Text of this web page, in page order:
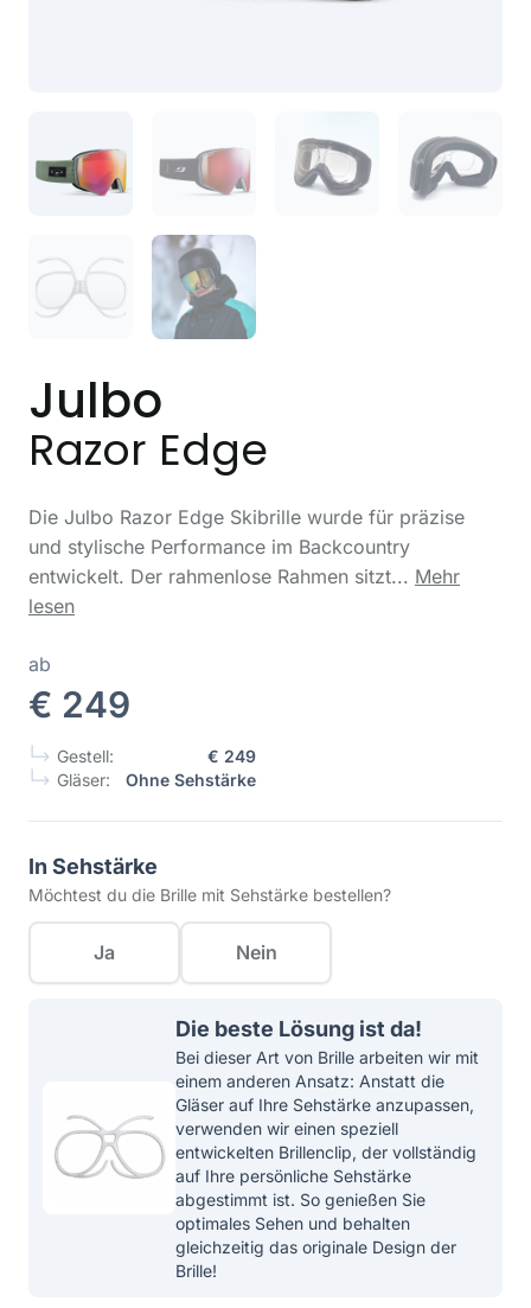
Julbo
Razor Edge
Die Julbo Razor Edge Skibrille wurde für präzise
und stylische Performance im Backcountry
entwickelt. Der rahmenlose Rahmen sitzt... Mehr
lesen
ab
€ 249
Gestell:
€ 249
Gläser:
Ohne Sehstärke
In Sehstärke
Möchtest du die Brille mit Sehstärke bestellen?
Ja Nein
Die beste Lösung ist da!
Bei dieser Art von Brille arbeiten wir mit
einem anderen Ansatz: Anstatt die
Gläser auf Ihre Sehstärke anzupassen,
verwenden wir einen speziell
entwickelten Brillenclip, der vollständig
auf Ihre persönliche Sehstärke
abgestimmt ist. So genießen Sie
optimales Sehen und behalten
gleichzeitig das originale Design der
Brille!